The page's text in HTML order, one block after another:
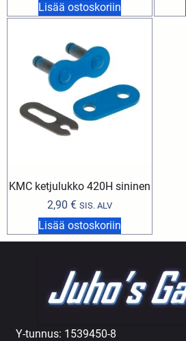
Lisää ostoskoriin
KMC ketjulukko 420H sininen
2,90 € SIS. ALV
Lisää ostoskoriin
Y-tunnus: 1539450-8